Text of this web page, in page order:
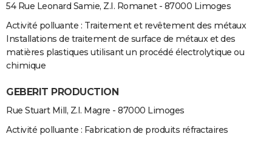
54 Rue Leonard Samie, Z.I. Romanet - 87000 Limoges
Activité polluante : Traitement et revêtement des métaux
Installations de traitement de surface de métaux et des
matières plastiques utilisant un procédé électrolytique ou
chimique
GEBERIT PRODUCTION
Rue Stuart Mill, Z.I. Magre - 87000 Limoges
Activité polluante : Fabrication de produits réfractaires